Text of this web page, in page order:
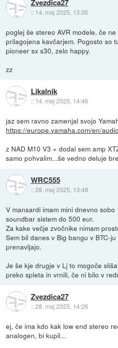
Zvezdica27
:: 14. maj 2025, 13:35
poglej še stereo AVR modele, če
prilagojena kavčarjem. Pogosto so
pioneer sx s30, zelo happy.
zz
Likalnik
:: 14. maj 2025, 14:46
jaz sem ravno zamenjal svojo
https://europe.yamaha.com/en/
z NAD M10 V3 + dodal sem amp
samo pohvalim...še vedno deluje
WRC555
::28. maj 2025, 13:48
V mansardi imam mini dnevno
soundbar sistem do 500 eur.
Za kake večje zvočnike nimam
Sem bil danes v Big bangu v BTC-
prenavljajo.
Je še kje drugje v Lj to mogoče
preko spleta in vrnili, če ni bilo v
Zvezdica27
::28. maj 2025, 14:26
ej, če ima kdo kak low end stereo
analogen, bi kupil...